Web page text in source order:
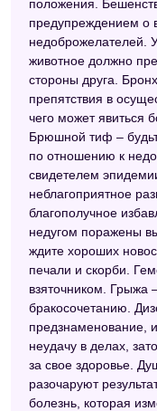
положения.
предупреждением о
недоброжелателей.
животное должно
стороны друга.
препятствия в
чего может явиться
Брюшной тиф –
по отношению к
свидетелем
неблагоприятное
благополучное
недугом поражены
ждите хороших
печали и скорби.
взяточником. Грыжа
бракосочетанию.
предзнаменование,
неудачу в делах,
за свое здоровье.
разочаруют
болезнь, которая